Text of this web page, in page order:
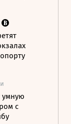
умную
с